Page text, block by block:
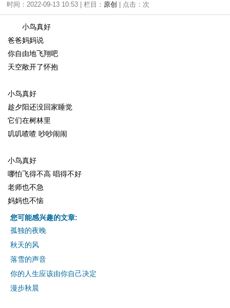
时间：2022-09-13 10:53 | 栏目： 原创 | 点击： 次
小鸟真好
爸爸妈妈说
你自由地飞翔吧
天空敞开了怀抱
小鸟真好
趁夕阳还没回家睡觉
它们在树林里
叽叽喳喳 吵吵闹闹
小鸟真好
哪怕飞得不高 唱得不好
老师也不急
妈妈也不恼
您可能感兴趣的文章:
孤独的夜晚
秋天的风
落雪的声音
你的人生应该由你自己决定
漫步秋晨